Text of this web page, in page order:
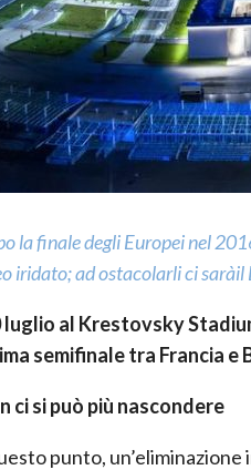
la finale degli Europei nel
iridato; ad ostacolarli ci saràil
al Krestovsky
semifinale tra Francia e
ci si può più nascondere
punto,